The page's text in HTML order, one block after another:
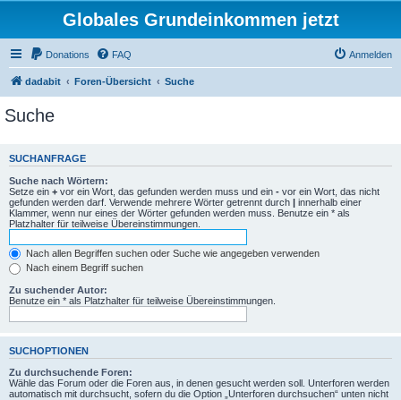
Globales Grundeinkommen jetzt
Donations FAQ Anmelden
dadabit Foren-Übersicht Suche
Suche
SUCHANFRAGE
Suche nach Wörtern:
Setze ein + vor ein Wort, das gefunden werden muss und ein - vor ein Wort, das nicht
gefunden werden darf. Verwende mehrere Wörter getrennt durch | innerhalb einer
Klammer, wenn nur eines der Wörter gefunden werden muss. Benutze ein * als
Platzhalter für teilweise Übereinstimmungen.
Nach allen Begriffen suchen oder Suche wie angegeben verwenden
Nach einem Begriff suchen
Zu suchender Autor:
Benutze ein * als Platzhalter für teilweise Übereinstimmungen.
SUCHOPTIONEN
Zu durchsuchende Foren:
Wähle das Forum oder die Foren aus, in denen gesucht werden soll. Unterforen werden
automatisch mit durchsucht, sofern du die Option „Unterforen durchsuchen“ unten nicht